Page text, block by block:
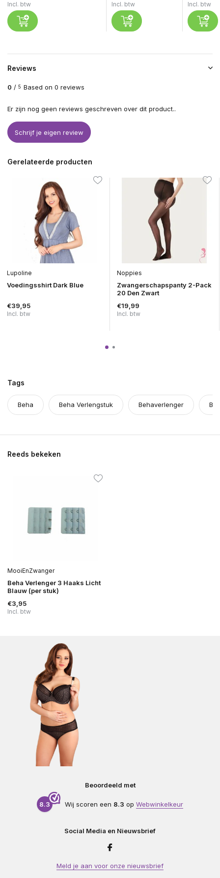
Incl. btw Incl. btw Incl. btw
Reviews
0 / 5 Based on 0 reviews
Er zijn nog geen reviews geschreven over dit product..
Schrijf je eigen review
Gerelateerde producten
Lupoline
Voedingsshirt Dark Blue
€39,95
Incl. btw
Noppies
Zwangerschapspanty 2-Pack
20 Den Zwart
€19,99
Incl. btw
Tags
Beha Beha Verlengstuk Behaverlenger BH
Reeds bekeken
MooiEnZwanger
Beha Verlenger 3 Haaks Licht
Blauw (per stuk)
€3,95
Incl. btw
Beoordeeld met
8.3 Wij scoren een 8.3 op Webwinkelkeur
Social Media en Nieuwsbrief
Meld je aan voor onze nieuwsbrief